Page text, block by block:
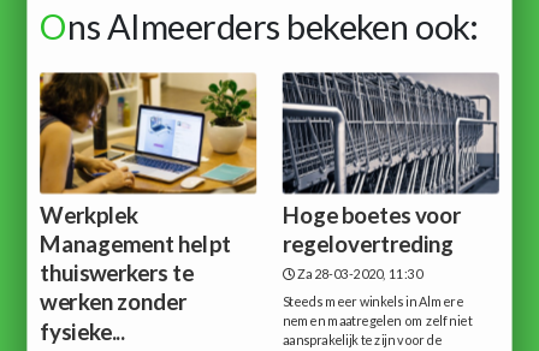
Ons Almeerders bekeken ook:
Werkplek
Management helpt
thuiswerkers te
werken zonder
fysieke...
Hoge boetes voor
regelovertreding
Za 28-03-2020, 11:30
Steeds meer winkels in Almere
nemen maatregelen om zelf niet
aansprakelijk te zijn voor de